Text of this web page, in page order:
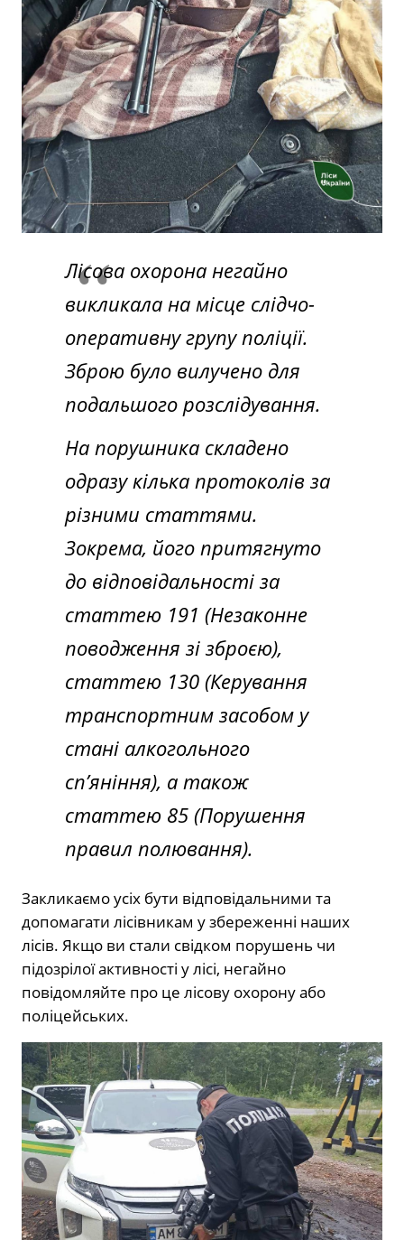
Лісова охорона негайно
викликала на місце слідчо-
оперативну групу поліції.
Зброю було вилучено для
подальшого розслідування.
На порушника складено
одразу кілька протоколів за
різними статтями.
Зокрема, його притягнуто
до відповідальності за
статтею 191 (Незаконне
поводження зі зброєю),
статтею 130 (Керування
транспортним засобом у
стані алкогольного
сп’яніння), а також
статтею 85 (Порушення
правил полювання).
Закликаємо усіх бути відповідальними та
допомагати лісівникам у збереженні наших
лісів. Якщо ви стали свідком порушень чи
підозрілої активності у лісі, негайно
повідомляйте про це лісову охорону або
поліцейських.